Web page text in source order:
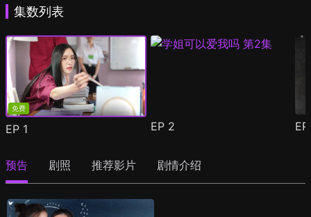
集数列表
免费
EP 1 EP 2
预告 剧照 推荐影片 剧情介绍